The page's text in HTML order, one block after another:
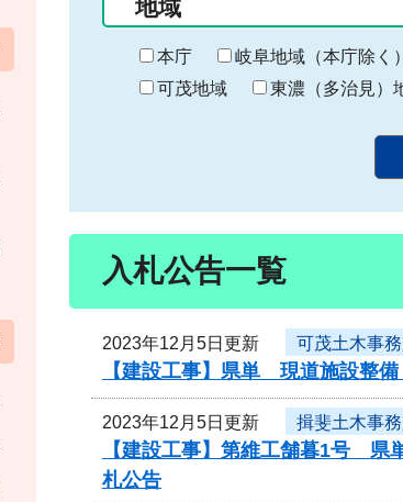
始
ま
り
地域
本庁 岐阜地域（本庁除く）
可茂地域
東濃（多治見）
入札公告一覧
2023年12月5日更新 可茂土木事
【建設工事】県単 現道施設整
2023年12月5日更新 揖斐土木事
【建設工事】第維工舗暮1号 県
札公告